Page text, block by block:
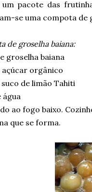
um pacote das
se uma compota de
de groselha baiana:
groselha baiana
açúcar orgânico
suco de limão Tahiti
água
ao fogo baixo.
que se forma.